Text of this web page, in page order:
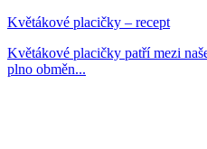
Květákové placičky – recept
Květákové placičky patří mezi
plno obměn...